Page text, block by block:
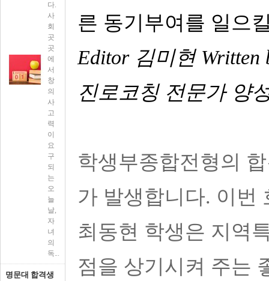
다.
사
회
곳
곳
에
서
창
의
사
고
력
이
요
구
되
는
오
늘
날,
자
녀
의
독...
명문대 합격생
른 동기부여를 일으
Editor 김미현
진로코칭 전문가 양
학생부종합전형의
가 발생합니다. 이번
최동현 학생은 지역
점을 상기시켜 주는